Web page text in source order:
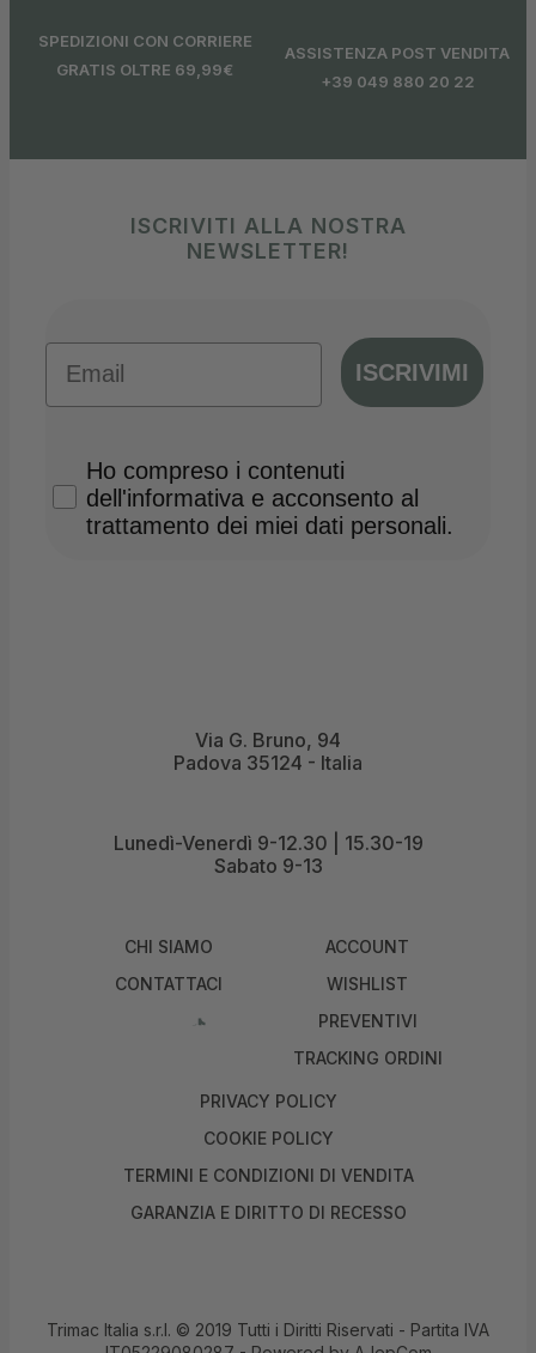
SPEDIZIONI CON CORRIERE
GRATIS OLTRE 69,99€
ASSISTENZA POST VENDITA
+39 049 880 20 22
ISCRIVITI ALLA NOSTRA
NEWSLETTER!
Email
ISCRIVIMI
Privacy Policy
Ho compreso i contenuti
dell'informativa e acconsento al
trattamento dei miei dati personali.
Via G. Bruno, 94
Padova 35124 - Italia
Lunedì-Venerdì 9-12.30 | 15.30-19
Sabato 9-13
CHI SIAMO
CONTATTACI
ACCOUNT
WISHLIST
PREVENTIVI
TRACKING ORDINI
PRIVACY POLICY
COOKIE POLICY
TERMINI E CONDIZIONI DI VENDITA
GARANZIA E DIRITTO DI RECESSO
Trimac Italia s.r.l. © 2019 Tutti i Diritti Riservati - Partita IVA